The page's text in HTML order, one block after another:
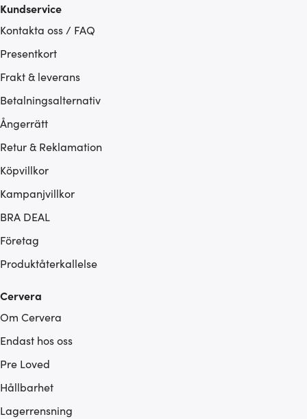
Kundservice
Kontakta oss / FAQ
Presentkort
Frakt & leverans
Betalningsalternativ
Ångerrätt
Retur & Reklamation
Köpvillkor
Kampanjvillkor
BRA DEAL
Företag
Produktåterkallelse
Cervera
Om Cervera
Endast hos oss
Pre Loved
Hållbarhet
Lagerrensning